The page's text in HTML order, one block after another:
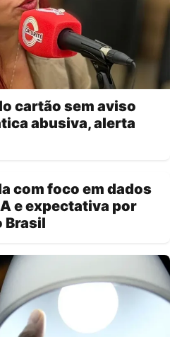
cartão sem aviso
abusiva, alerta
com foco em dados
e expectativa por
Brasil